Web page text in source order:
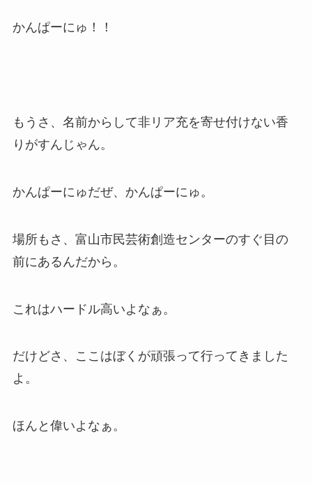
かんぱーにゅ！！
もうさ、名前からして非リア充を寄せ付けない香
りがすんじゃん。
かんぱーにゅだぜ、かんぱーにゅ。
場所もさ、富山市民芸術創造センターのすぐ目の
前にあるんだから。
これはハードル高いよなぁ。
だけどさ、ここはぼくが頑張って行ってきました
よ。
ほんと偉いよなぁ。